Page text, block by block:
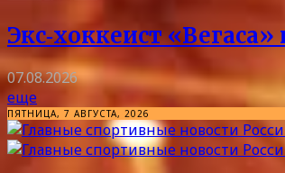
Экс‑хоккеист
07.08.2026
еще
ПЯТНИЦА, 7 АВГУСТА, 2026